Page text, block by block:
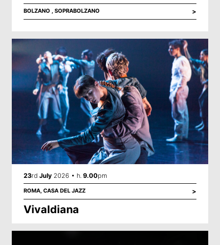
BOLZANO , SOPRABOLZANO >
23rd July 2026 • h. 9.00pm
ROMA, CASA DEL JAZZ >
Vivaldiana